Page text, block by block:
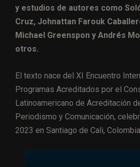
y estudios de autores como
Cruz, Johnattan Farouk
Michael Greenspon y Andrés
otros.
El texto nace del XI Encuentro
Programas Acreditados por el
Latinoamericano de Acreditación
Periodismo y Comunicación,
2023 en Santiago de Cali,